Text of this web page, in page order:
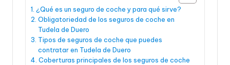
¿Qué es un seguro de coche y para qué sirve?
Obligatoriedad de los seguros de coche en
Tudela de Duero
Tipos de seguros de coche que puedes
contratar en Tudela de Duero
Coberturas principales de los seguros de coche